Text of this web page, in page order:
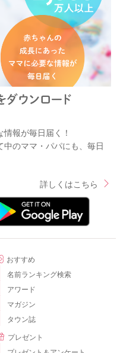
報が毎日届く！
のママ・パパにも、毎日
詳しくはこちら
おすすめ
名前ランキング検索
アワード
マガジン
タウン誌
プレゼント